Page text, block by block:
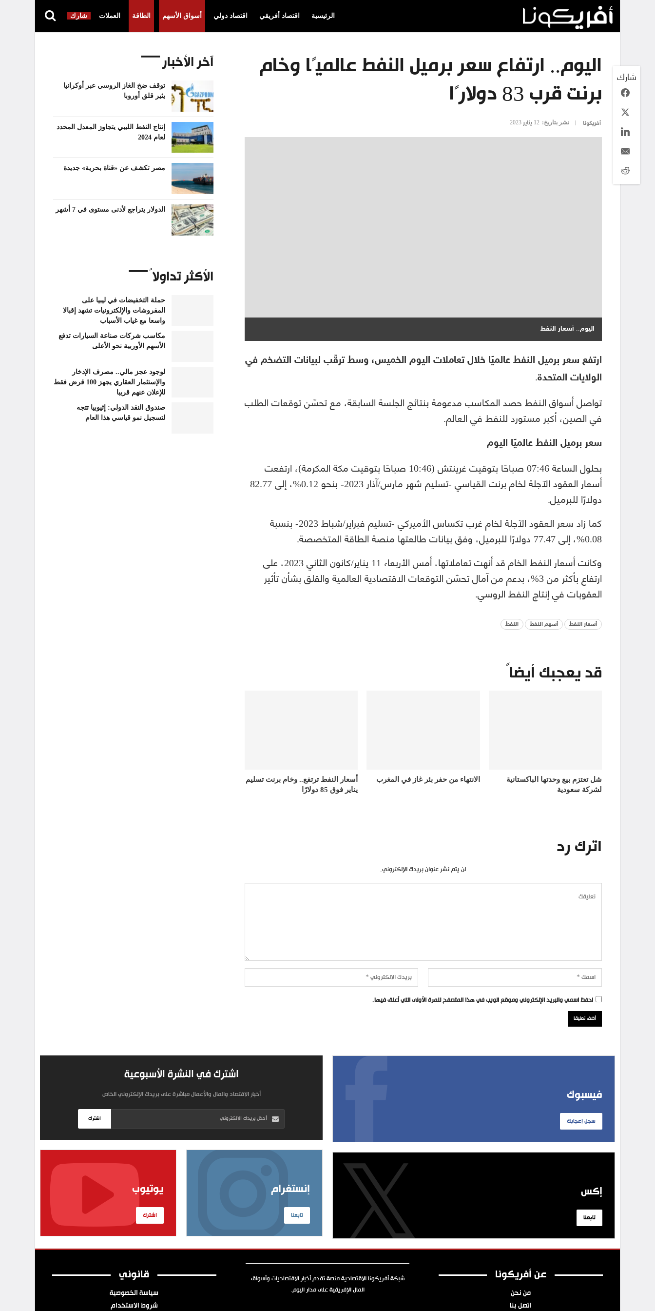
الرئيسية اقتصاد أفريقي اقتصاد دولي أسواق الأسهم الطاقة العملات شارك
اليوم.. ارتفاع سعر برميل النفط عالميًا وخام
برنت قرب 83 دولارًا
أفريكونا نشر بتاريخ: 12 يناير 2023
اليوم.. أسعار النفط
شارك
ارتفع سعر برميل النفط عالميًا خلال تعاملات اليوم الخميس، وسط ترقّب لبيانات التضخم في
الولايات المتحدة.
تواصل أسواق النفط حصد المكاسب مدعومة بنتائج الجلسة السابقة، مع تحسّن توقعات الطلب
في الصين، أكبر مستورد للنفط في العالم.
سعر برميل النفط عالميًا اليوم
بحلول الساعة 07:46 صباحًا بتوقيت غرينتش (10:46 صباحًا بتوقيت مكة المكرمة)، ارتفعت
أسعار العقود الآجلة لخام برنت القياسي -تسليم شهر مارس/آذار 2023- بنحو 0.12%، إلى 82.77
دولارًا للبرميل.
كما زاد سعر العقود الآجلة لخام غرب تكساس الأميركي -تسليم فبراير/شباط 2023- بنسبة
0.08%، إلى 77.47 دولارًا للبرميل، وفق بيانات طالعتها منصة الطاقة المتخصصة.
وكانت أسعار النفط الخام قد أنهت تعاملاتها، أمس الأربعاء 11 يناير/كانون الثاني 2023، على
ارتفاع بأكثر من 3%، بدعم من آمال تحسّن التوقعات الاقتصادية العالمية والقلق بشأن تأثير
العقوبات في إنتاج النفط الروسي.
أسعار النفط أسهم النفط النفط
قد يعجبك أيضاً
شل تعتزم بيع وحدتها الباكستانية
لشركة سعودية
الانتهاء من حفر بئر غاز في المغرب
أسعار النفط ترتفع.. وخام برنت تسليم
يناير فوق 85 دولارًا
اترك رد
لن يتم نشر عنوان بريدك الإلكتروني.
احفظ اسمي والبريد الإلكتروني وموقع الويب في هذا المتصفح للمرة الأولى التي أعلق فيها.
آخر الأخبار
توقف ضخ الغاز الروسي عبر أوكرانيا
يثير قلق أوروبا
إنتاج النفط الليبي يتجاوز المعدل المحدد
لعام 2024
مصر تكشف عن «قناة بحرية» جديدة
الدولار يتراجع لأدنى مستوى في 7 أشهر
الأكثر تداولاً
حملة التخفيضات في ليبيا على
المفروشات والإلكترونيات تشهد إقبالا
واسعا مع غياب الأسباب
مكاسب شركات صناعة السيارات تدفع
الأسهم الأوربية نحو الأعلى
لوجود عجز مالي.. مصرف الإدخار
والإستثمار العقاري يجهز 100 قرض فقط
للإعلان عنهم قريبا
صندوق النقد الدولي: إثيوبيا تتجه
لتسجيل نمو قياسي هذا العام
فيسبوك
سجل إعجابك
إكس
تابعنا
اشترك في النشرة الأسبوعية
أخبار الاقتصاد والمال والأعمال مباشرة على بريدك الإلكتروني الخاص
اشترك
إنستغرام
تابعنا
يوتيوب
اشترك
عن أفريكونا
من نحن
اتصل بنا
شبكة أفريكونا الاقتصادية منصة تقدم أخبار الاقتصاديات وأسواق
المال الإفريقية على مدار اليوم.
قانوني
سياسة الخصوصية
شروط الاستخدام